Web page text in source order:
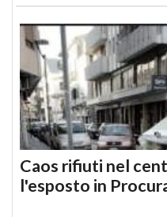
Caos rifiuti nel
l'esposto in